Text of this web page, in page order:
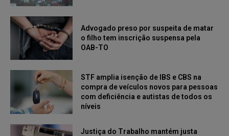
Advogado preso por suspeita de matar
o filho tem inscrição suspensa pela
OAB-TO
STF amplia isenção de IBS e CBS na
compra de veículos novos para pessoas
com deficiência e autistas de todos os
níveis
Justiça do Trabalho mantém justa